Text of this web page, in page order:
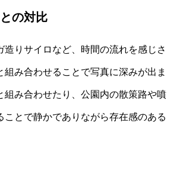
の対比
造りサイロなど、時間の流れを感じさ
組み合わせることで写真に深みが出ま
組み合わせたり、公園内の散策路や噴
ことで静かでありながら存在感のある